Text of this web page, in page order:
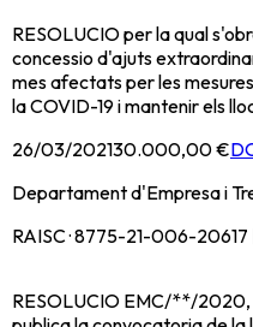
RESOLUCIO per la qual
concessio d'ajuts
mes afectats per les
la COVID-19 i mantenir els
26/03/202130.000,00 €
Departament d'Empresa i
RAISC · 8775-21-006-
RESOLUCIO EMC/**/2020,